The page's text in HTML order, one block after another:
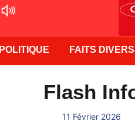
POLITIQUE FAITS DIVERS
Flash
11 Février 2026